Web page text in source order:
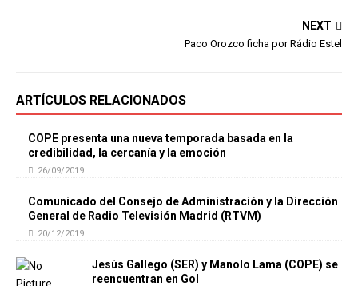
NEXT
Paco Orozco ficha por Rádio Estel
ARTÍCULOS RELACIONADOS
COPE presenta una nueva temporada basada en la
credibilidad, la cercanía y la emoción
26/09/2019
Comunicado del Consejo de Administración y la Dirección
General de Radio Televisión Madrid (RTVM)
20/12/2019
Jesús Gallego (SER) y Manolo Lama (COPE) se
reencuentran en Gol